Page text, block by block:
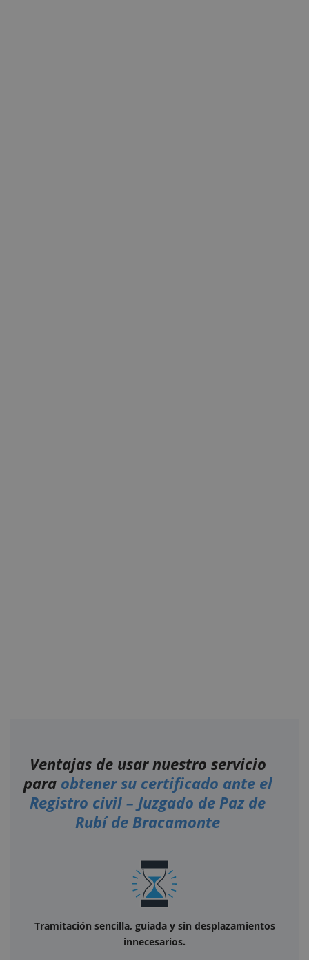
Ventajas de usar nuestro servicio
para obtener su certificado ante el
Registro civil – Juzgado de Paz de
Rubí de Bracamonte
Tramitación sencilla, guiada y sin desplazamientos
innecesarios.